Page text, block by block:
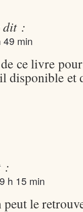
dit :
49 min
ce livre
disponible et
:
h 15 min
peut le